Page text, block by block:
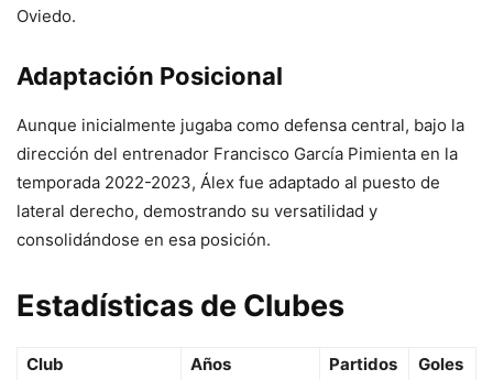
Oviedo.
Adaptación Posicional
Aunque inicialmente jugaba como defensa central, bajo la
dirección del entrenador Francisco García Pimienta en la
temporada 2022-2023, Álex fue adaptado al puesto de
lateral derecho, demostrando su versatilidad y
consolidándose en esa posición.
Estadísticas de Clubes
Club Años Partidos
Goles